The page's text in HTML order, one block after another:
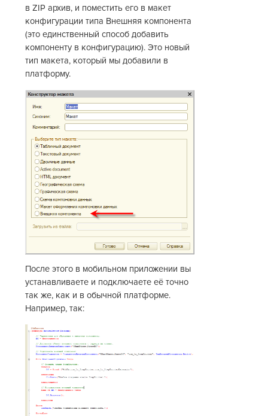
в ZIP архив, и поместить его в макет
конфигурации типа Внешняя компонента
(это единственный способ добавить
компоненту в конфигурацию). Это новый
тип макета, который мы добавили в
платформу.
После этого в мобильном приложении вы
устанавливаете и подключаете её точно
так же, как и в обычной платформе.
Например, так: